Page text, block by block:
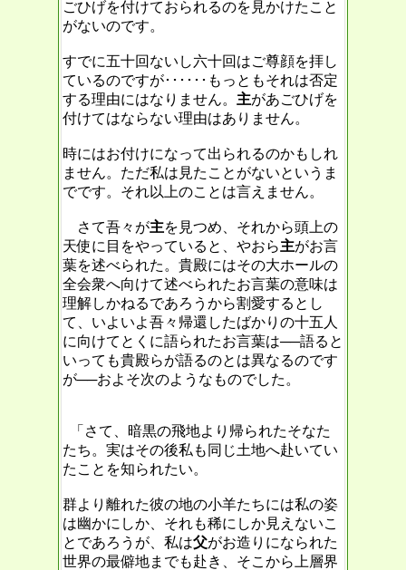
ごひげを付けておられるのを見かけたこと
がないのです。
すでに五十回ないし六十回はご尊顔を拝し
ているのですが･･････もっともそれは否定
する理由にはなりません。 主があごひげを
付けてはならない理由はありません。
時にはお付けになって出られるのかもしれ
ません。ただ私は見たことがないというま
でです。それ以上のことは言えません。
さて吾々が主を見つめ、それから頭上の
天使に目をやっていると、やおら主がお言
葉を述べられた。貴殿にはその大ホールの
全会衆へ向けて述べられたお言葉の意味は
理解しかねるであろうから割愛するとし
て、いよいよ吾々帰還したばかりの十五人
に向けてとくに語られたお言葉は──語ると
いっても貴殿らが語るのとは異なるのです
が──およそ次のようなものでした。
「さて、暗黒の飛地より帰られたそなた
たち。実はその後私も同じ土地へ赴いてい
たことを知られたい。
群より離れた彼の地の小羊たちには私の姿
は幽かにしか、それも稀にしか見えないこ
とであろうが、私は父がお造りになられた
世界の最僻地までも赴き、そこから上層界